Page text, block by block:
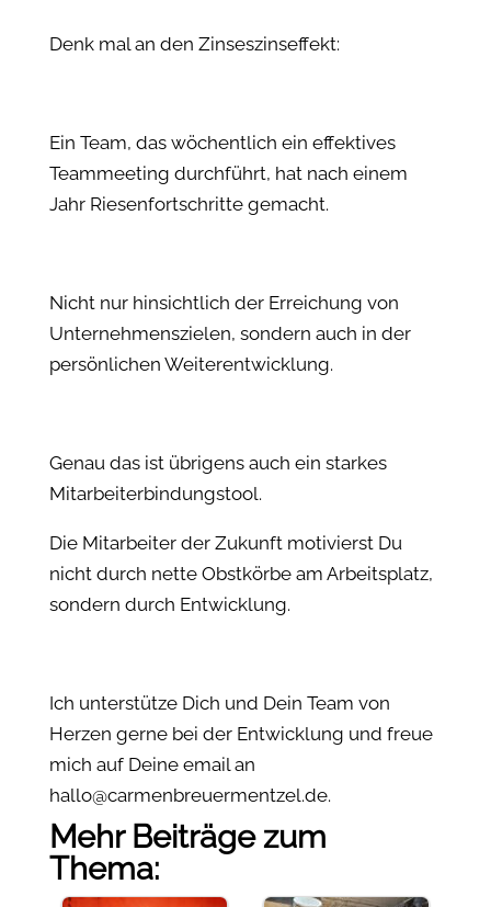
Denk mal an den Zinseszinseffekt:
Ein Team, das wöchentlich ein effektives
Teammeeting durchführt, hat nach einem
Jahr Riesenfortschritte gemacht.
Nicht nur hinsichtlich der Erreichung von
Unternehmenszielen, sondern auch in der
persönlichen Weiterentwicklung.
Genau das ist übrigens auch ein starkes
Mitarbeiterbindungstool.
Die Mitarbeiter der Zukunft motivierst Du
nicht durch nette Obstkörbe am Arbeitsplatz,
sondern durch Entwicklung.
Ich unterstütze Dich und Dein Team von
Herzen gerne bei der Entwicklung und freue
mich auf Deine email an
hallo@carmenbreuermentzel.de.
Mehr Beiträge zum
Thema: